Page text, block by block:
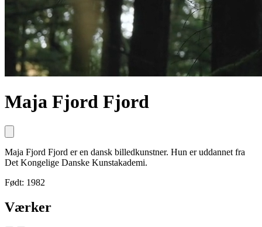
Maja Fjord Fjord
Maja Fjord Fjord er en dansk billedkunstner. Hun er uddannet fra
Det Kongelige Danske Kunstakademi.
Født: 1982
Værker